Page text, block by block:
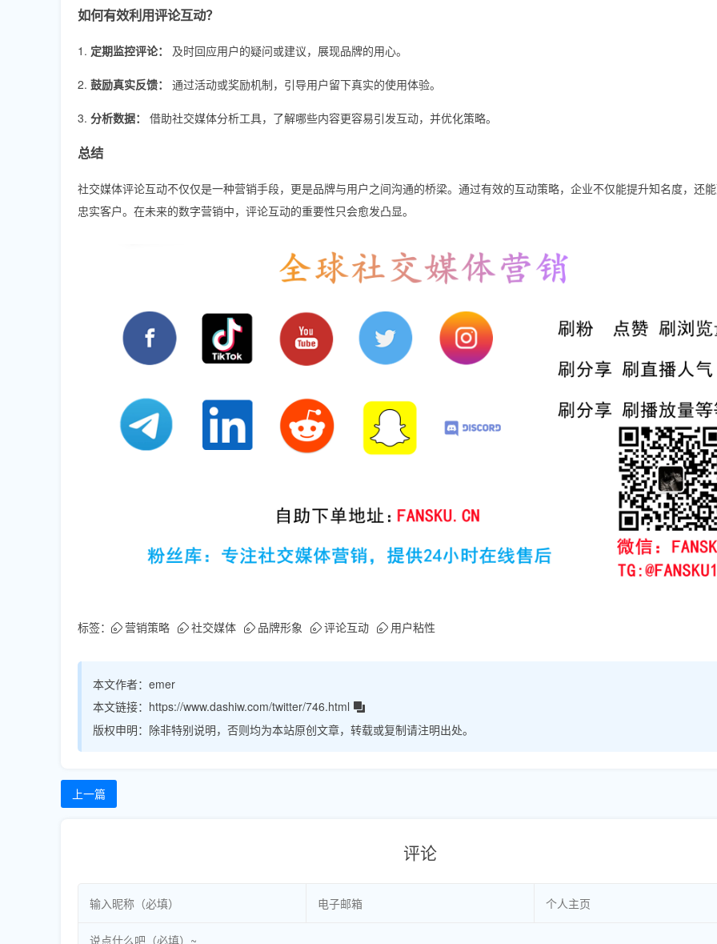
如何有效利用评论互动？
1. 定期监控评论： 及时回应用户的疑问或建议，展现品牌的用心。
2. 鼓励真实反馈： 通过活动或奖励机制，引导用户留下真实的使用体验。
3. 分析数据： 借助社交媒体分析工具，了解哪些内容更容易引发互动，并优化策略。
总结
社交媒体评论互动不仅仅是一种营销手段，更是品牌与用户之间沟通的桥梁。通过有效的互动策略，企业不仅能提升知名度，还
忠实客户。在未来的数字营销中，评论互动的重要性只会愈发凸显。
标签： 营销策略 社交媒体 品牌形象 评论互动 用户粘性
本文作者： emer
本文链接： https://www.dashiw.com/twitter/746.html
版权申明： 除非特别说明，否则均为本站原创文章，转载或复制请注明出处。
上一篇
评论